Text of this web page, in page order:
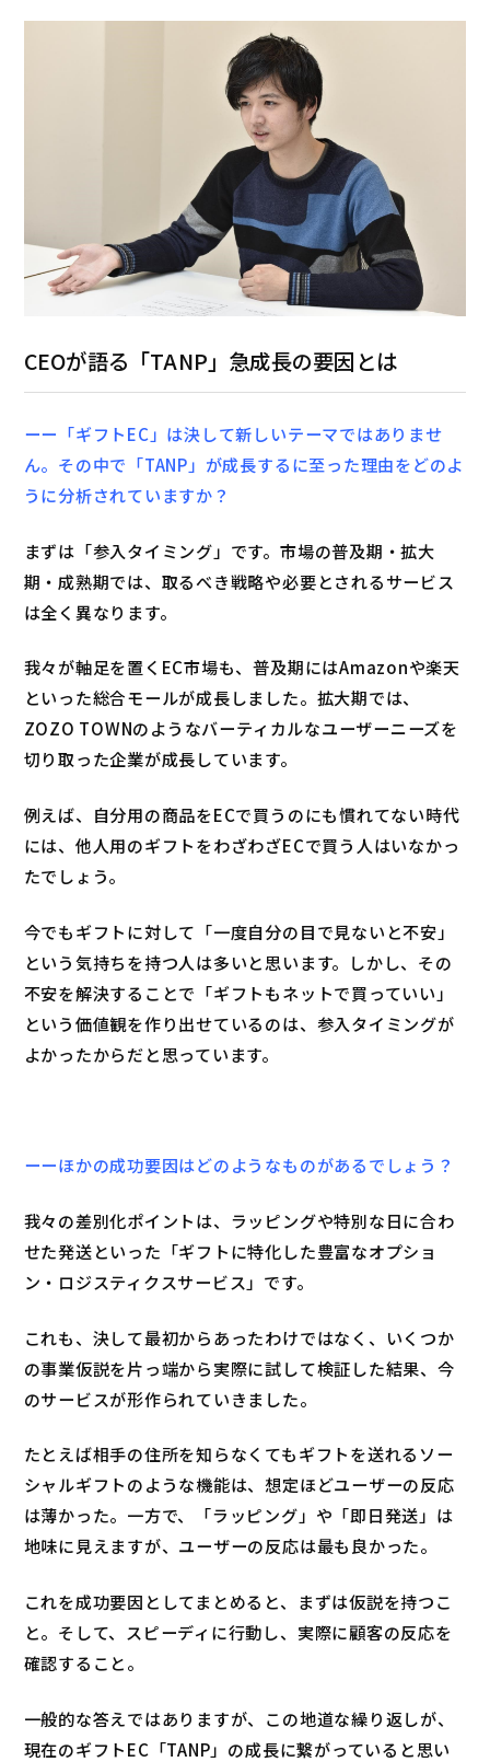
CEOが語る「TANP」急成長の要因とは
ーー「ギフトEC」は決して新しいテーマではありませ
ん。その中で「TANP」が成長するに至った理由をどのよ
うに分析されていますか？
まずは「参入タイミング」です。市場の普及期・拡大
期・成熟期では、取るべき戦略や必要とされるサービス
は全く異なります。
我々が軸足を置くEC市場も、普及期にはAmazonや楽天
といった総合モールが成長しました。拡大期では、
ZOZO TOWNのようなバーティカルなユーザーニーズを
切り取った企業が成長しています。
例えば、自分用の商品をECで買うのにも慣れてない時代
には、他人用のギフトをわざわざECで買う人はいなかっ
たでしょう。
今でもギフトに対して「一度自分の目で見ないと不安」
という気持ちを持つ人は多いと思います。しかし、その
不安を解決することで「ギフトもネットで買っていい」
という価値観を作り出せているのは、参入タイミングが
よかったからだと思っています。
ーーほかの成功要因はどのようなものがあるでしょう？
我々の差別化ポイントは、ラッピングや特別な日に合わ
せた発送といった「ギフトに特化した豊富なオプショ
ン・ロジスティクスサービス」です。
これも、決して最初からあったわけではなく、いくつか
の事業仮説を片っ端から実際に試して検証した結果、今
のサービスが形作られていきました。
たとえば相手の住所を知らなくてもギフトを送れるソー
シャルギフトのような機能は、想定ほどユーザーの反応
は薄かった。一方で、「ラッピング」や「即日発送」は
地味に見えますが、ユーザーの反応は最も良かった。
これを成功要因としてまとめると、まずは仮説を持つこ
と。そして、スピーディに行動し、実際に顧客の反応を
確認すること。
一般的な答えではありますが、この地道な繰り返しが、
現在のギフトEC「TANP」の成長に繋がっていると思い